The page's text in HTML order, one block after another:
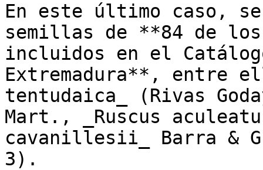
En este último caso, se
semillas de **84 de
incluidos en el
Extremadura**, entre
tentudaica_ (Rivas
Mart., _Ruscus
cavanillesii_ Barra &
3).